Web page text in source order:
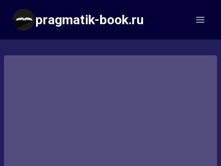
Перейти
содержимому
pragmatik-book.ru